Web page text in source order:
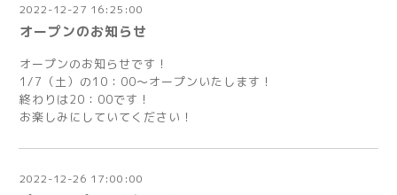
2022-12-27 16:25:00
オープンのお知らせ
オープンのお知らせです！
1/7（土）の10：00～オープンいたします！
終わりは20：00です！
お楽しみにしていてください！
2022-12-26 17:00:00